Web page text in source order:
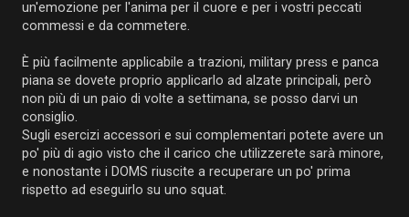
un'emozione per l'anima per il cuore e per i vostri peccati
commessi e da commetere.
È più facilmente applicabile a trazioni, military press e panca
piana se dovete proprio applicarlo ad alzate principali, però
non più di un paio di volte a settimana, se posso darvi un
consiglio.
Sugli esercizi accessori e sui complementari potete avere un
po' più di agio visto che il carico che utilizzerete sarà minore,
e nonostante i DOMS riuscite a recuperare un po' prima
rispetto ad eseguirlo su uno squat.